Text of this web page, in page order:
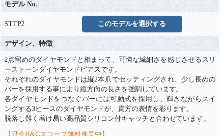
モデル No.
STTP2 このモデルを選択する
デザイン、特徴
2点留めのダイヤモンドと相まって、可憐な繊細さを感じさせるスリ
ーストーンダイヤモンドピアスです。
それぞれのダイヤモンドは縦2本爪でセッティングされ、少し長めの
バーを採用する事により縦方向の長さを強調しています。
各ダイヤモンドをつなぐバーには可動式を採用し、輝きながらスイ
ングする3ピースのダイヤモンドが、貴方の表情を彩ります。
脱落し難く着け易い高品質シリコン付キャッチと合わせています。
【只今H&Cスコープ無料進呈中】